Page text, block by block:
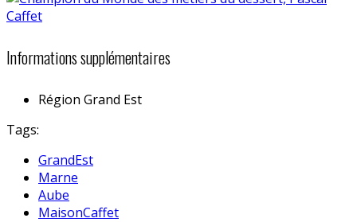
Informations supplémentaires
Région Grand Est
Tags:
GrandEst
Marne
Aube
MaisonCaffet